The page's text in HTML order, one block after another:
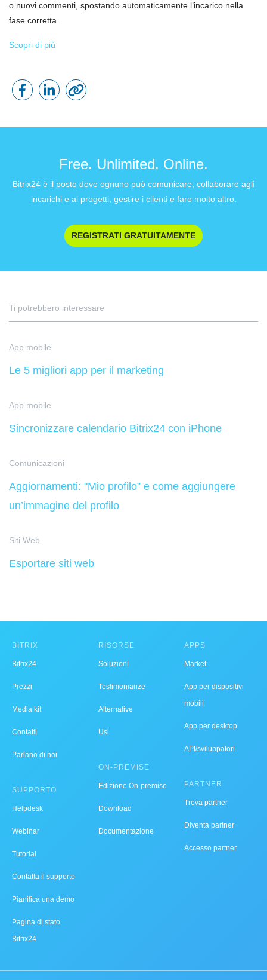
o nuovi commenti, spostando automaticamente l’incarico nella
fase corretta.
Scopri di più
Free. Unlimited. Online.
Bitrix24 è il posto dove ognuno può comunicare, collaborare agli
incarichi e ai progetti, gestire i clienti e fare molto altro.
REGISTRATI GRATUITAMENTE
Ti potrebbero interessare
App mobile
Le 5 migliori app per il marketing
App mobile
Sincronizzare calendario Bitrix24 con iPhone
Comunicazioni
Aggiornamenti: "Mio profilo” e come aggiungere
un’immagine del profilo
Siti Web
Esportare siti web
BITRIX
Bitrix24
Prezzi
Media kit
Contatti
Parlano di noi
SUPPORTO
Helpdesk
Webinar
Tutorial
Contatta il supporto
Pianifica una demo
Pagina di stato
Bitrix24
RISORSE
Soluzioni
Testimonianze
Alternative
Usi
ON-PREMISE
Edizione On-premise
Download
Documentazione
APPS
Market
App per dispositivi
mobili
App per desktop
API/sviluppatori
PARTNER
Trova partner
Diventa partner
Accesso partner